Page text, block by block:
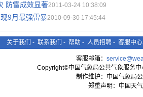
防雷成效显著2011-03-24 10:38:09
现9月最强雷暴2010-09-30 17:45:44
关于我们 - 联系我们 - 帮助 - 人员招聘 - 客服中心
客服邮箱：
Copyright©中国气象局公共气象服务
制作维护：中国气象局
郑重声明：中国天